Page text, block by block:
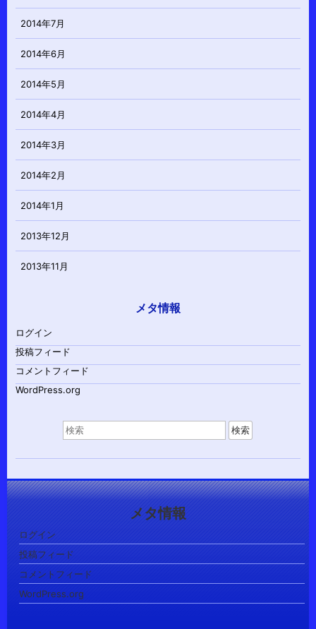
2014年7月
2014年6月
2014年5月
2014年4月
2014年3月
2014年2月
2014年1月
2013年12月
2013年11月
メタ情報
ログイン
投稿フィード
コメントフィード
WordPress.org
索
象:
メタ情報
ログイン
投稿フィード
コメントフィード
WordPress.org